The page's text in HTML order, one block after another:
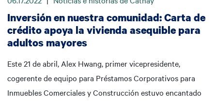
Inversión en nuestra comunidad: Carta de
crédito apoya la vivienda asequible para
adultos mayores
Este 21 de abril, Alex Hwang, primer vicepresidente,
cogerente de equipo para Préstamos Corporativos para
Inmuebles Comerciales y Construcción estuvo encantado